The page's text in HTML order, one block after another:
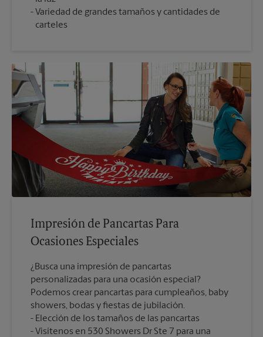
Variedad de grandes tamaños y cantidades de
carteles
Impresión de Pancartas Para
Ocasiones Especiales
¿Busca una impresión de pancartas
personalizadas para una ocasión especial?
Podemos crear pancartas para cumpleaños, baby
showers, bodas y fiestas de jubilación.
Elección de los tamaños de las pancartas
Visítenos en 530 Showers Dr Ste 7 para una